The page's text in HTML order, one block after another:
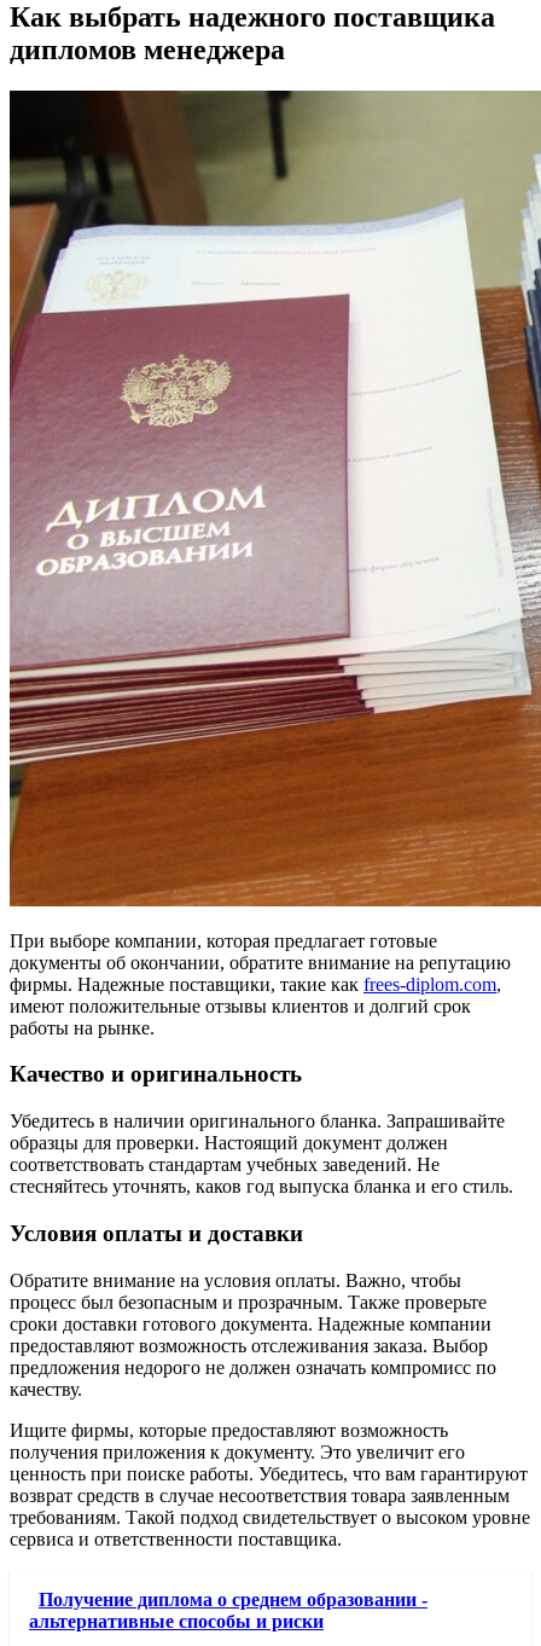
Как выбрать надежного поставщика
дипломов менеджера
При выборе компании, которая предлагает готовые
документы об окончании, обратите внимание на репутацию
фирмы. Надежные поставщики, такие как frees-diplom.com,
имеют положительные отзывы клиентов и долгий срок
работы на рынке.
Качество и оригинальность
Убедитесь в наличии оригинального бланка. Запрашивайте
образцы для проверки. Настоящий документ должен
соответствовать стандартам учебных заведений. Не
стесняйтесь уточнять, каков год выпуска бланка и его стиль.
Условия оплаты и доставки
Обратите внимание на условия оплаты. Важно, чтобы
процесс был безопасным и прозрачным. Также проверьте
сроки доставки готового документа. Надежные компании
предоставляют возможность отслеживания заказа. Выбор
предложения недорого не должен означать компромисс по
качеству.
Ищите фирмы, которые предоставляют возможность
получения приложения к документу. Это увеличит его
ценность при поиске работы. Убедитесь, что вам гарантируют
возврат средств в случае несоответствия товара заявленным
требованиям. Такой подход свидетельствует о высоком уровне
сервиса и ответственности поставщика.
Получение диплома о среднем образовании -
альтернативные способы и риски